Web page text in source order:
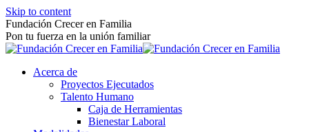
Skip to content
Fundación Crecer en Familia
Pon tu fuerza en la unión familiar
Acerca de
Proyectos Ejecutados
Talento Humano
Caja de Herramientas
Bienestar Laboral